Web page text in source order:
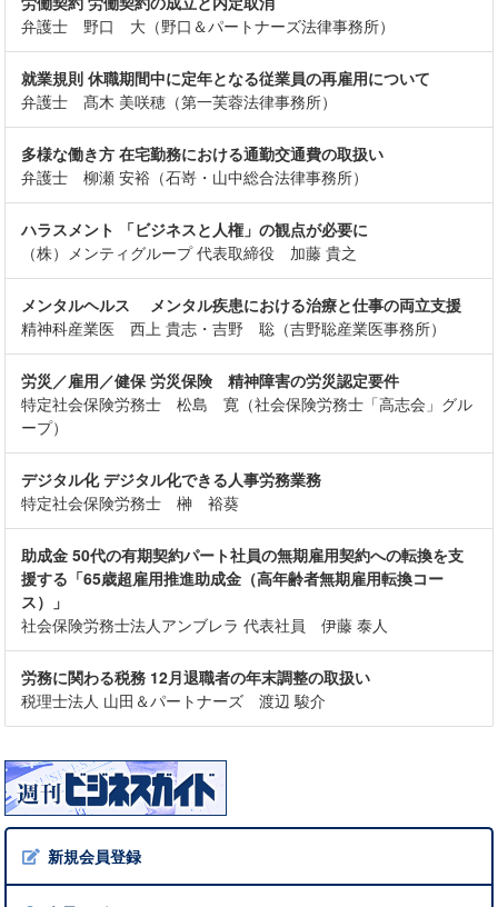
弁護士 野口 大（野口＆パートナーズ法律事務所）
就業規則 休職期間中に定年となる従業員の再雇用について
弁護士 髙木 美咲穂（第一芙蓉法律事務所）
多様な働き方 在宅勤務における通勤交通費の取扱い
弁護士 柳瀬 安裕（石嵜・山中総合法律事務所）
ハラスメント 「ビジネスと人権」の観点が必要に
（株）メンティグループ 代表取締役 加藤 貴之
メンタルヘルス メンタル疾患における治療と仕事の両立支援
精神科産業医 西上 貴志・吉野 聡（吉野聡産業医事務所）
労災／雇用／健保 労災保険 精神障害の労災認定要件
特定社会保険労務士 松島 寛（社会保険労務士「高志会」グル
ープ）
デジタル化 デジタル化できる人事労務業務
特定社会保険労務士 榊 裕葵
助成金 50代の有期契約パート社員の無期雇用契約への転換を支
援する「65歳超雇用推進助成金（高年齢者無期雇用転換コー
ス）」
社会保険労務士法人アンブレラ 代表社員 伊藤 泰人
労務に関わる税務 12月退職者の年末調整の取扱い
税理士法人 山田＆パートナーズ 渡辺 駿介
新規会員登録